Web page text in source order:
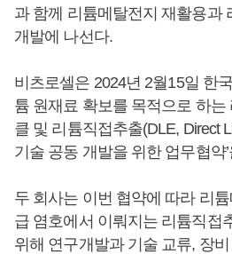
과 함께 리튬메탈전지 재활용과
개발에 나선다.
비츠로셀은 2024년 2월15일 한
튬 원재료 확보를 목적으로 하는
클 및 리튬직접추출(DLE, Direct
기술 공동 개발을 위한 업무협약
두 회사는 이번 협약에 따라 리
급 염호에서 이뤄지는 리튬직접
위해 연구개발과 기술 교류, 장